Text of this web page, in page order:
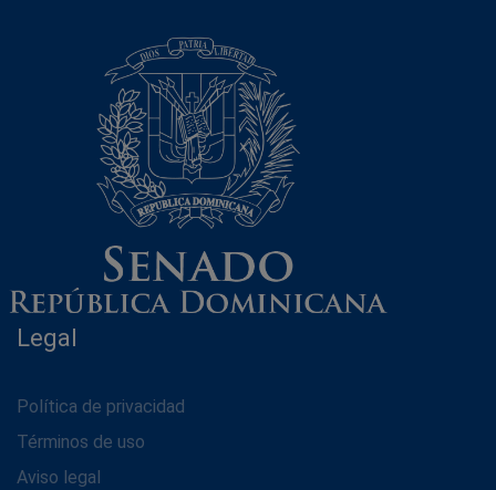
Legal
Política de privacidad
Términos de uso
Aviso legal